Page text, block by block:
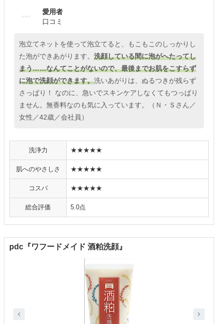
愛用者
口コミ
泡立てネットを使って泡立てると、もこもこのしっかりし
た泡ができあがります。 洗顔している間に泡がへたってし
まう……なんてことがないので、最後までお肌をこすらず
に泡で洗顔ができます。洗いあがりは、ぬるつきが残らず
さっぱり！ なのに、急いでスキンケアしなくてもつっぱり
ません。無香料なのも気に入っています。（Ｎ・Ｓさん／
女性／42歳／会社員）
洗浄力 ★★★★★
肌へのやさしさ ★★★★★
コスパ ★★★★★
総合評価 5.0点
pdc『ワフードメイド 酒粕洗顔』